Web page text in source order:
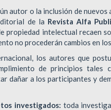
autor o la inclusión de
de la Revista Alfa
propiedad intelectual recaen
no procederán cambios en
los autores que
de principios tales
dañar a los participantes y
investigados: toda